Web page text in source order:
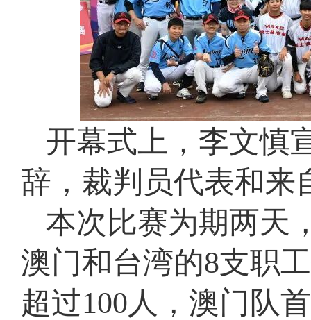
开幕式上，李文慎
辞，裁判员代表和来
本次比赛为期两天
澳门和台湾的8支职
超过100人，澳门队